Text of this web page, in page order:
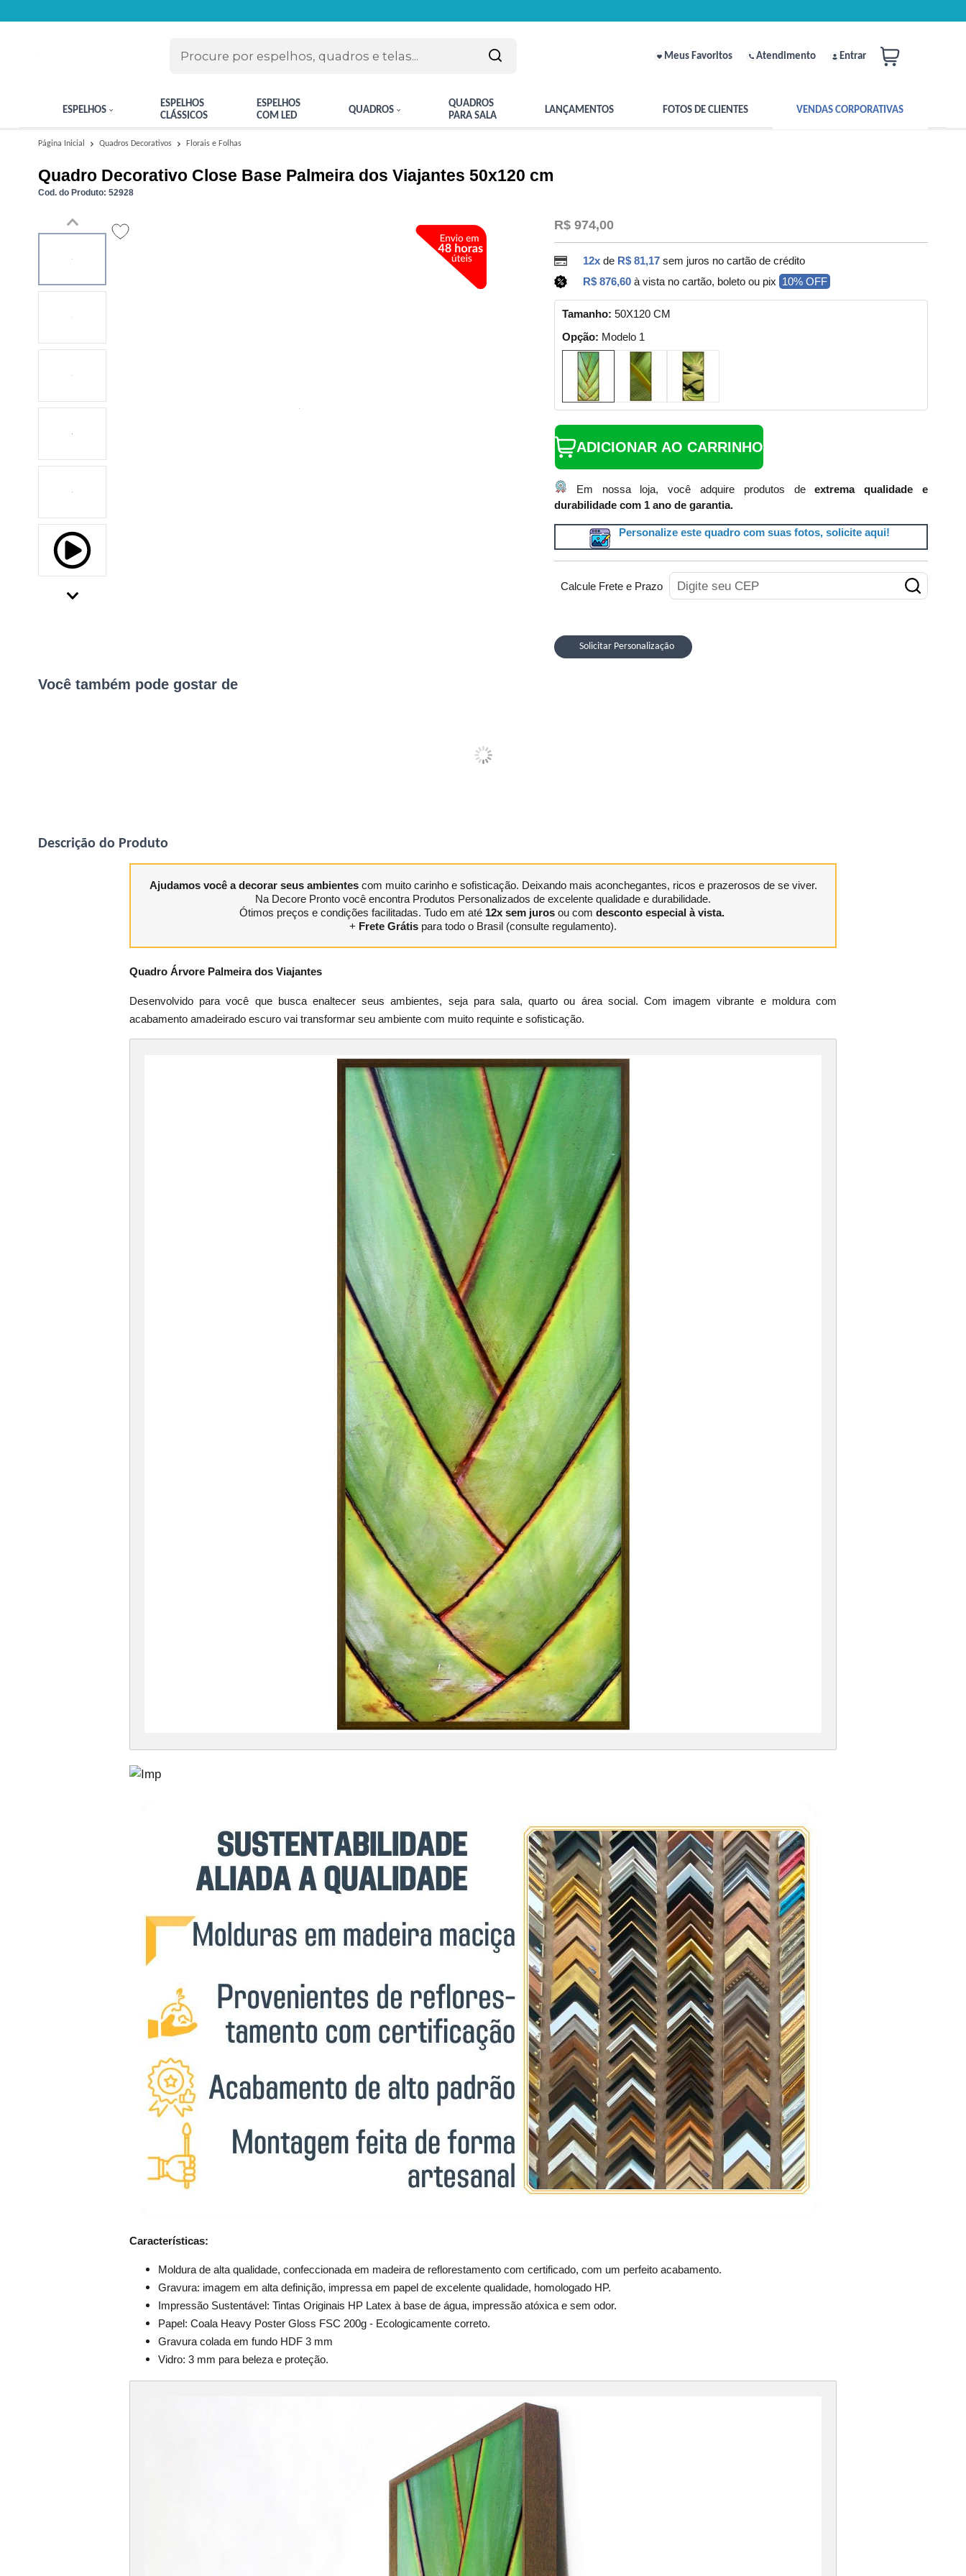
Meus Favoritos Atendimento Entrar
ESPELHOS
ESPELHOS
CLÁSSICOS
ESPELHOS
COM LED
QUADROS
QUADROS
PARA SALA
LANÇAMENTOS FOTOS DE CLIENTES VENDAS CORPORATIVAS
Página Inicial Quadros Decorativos Florais e Folhas
Quadro Decorativo Close Base Palmeira dos Viajantes 50x120 cm
Cod. do Produto: 52928
R$ 974,00
12x de R$ 81,17 sem juros no cartão de crédito
R$ 876,60à vista no cartão, boleto ou pix 10% OFF
Tamanho:50X120 CM
Opção: Modelo 1
ADICIONAR AO CARRINHO
Em nossa loja, você adquire produtos deextrema qualidade e
durabilidade com 1 ano de garantia.
Personalize este quadro com suas fotos, solicite aqui!
Calcule Frete e Prazo
Solicitar Personalização
Você também pode gostar de
Descrição do Produto
Ajudamos você a decorar seus ambientescom muito carinho e sofisticação. Deixando mais aconchegantes, ricos e prazerosos de se viver.
Na Decore Pronto você encontra Produtos Personalizados de excelente qualidade e durabilidade.
Ótimos preços e condições facilitadas. Tudo em até 12x sem jurosou com desconto especial à vista.
+ Frete Grátis para todo o Brasil (consulte regulamento).
Quadro Árvore Palmeira dos Viajantes
Desenvolvido para você que busca enaltecer seus ambientes, seja para sala, quarto ou área social. Com imagem vibrante e moldura com
acabamento amadeirado escuro vai transformar seu ambiente com muito requinte e sofisticação.
Características:
Moldura de alta qualidade, confeccionada em madeira de reflorestamento com certificado, com um perfeito acabamento.
Gravura: imagem em alta definição, impressa em papel de excelente qualidade, homologado HP.
Impressão Sustentável: Tintas Originais HP Latex à base de água, impressão atóxica e sem odor.
Papel: Coala Heavy Poster Gloss FSC 200g - Ecologicamente correto.
Gravura colada em fundo HDF 3 mm
Vidro: 3 mm para beleza e proteção.